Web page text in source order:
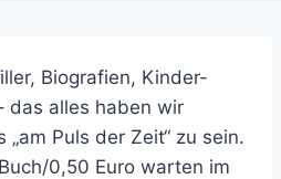
Biografien, Kinder-
das alles haben wir
Puls der Zeit“ zu sein.
0,50 Euro warten im